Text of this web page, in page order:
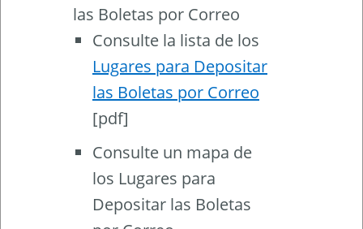
las Boletas por Correo
Consulte la lista de los
Lugares para Depositar
las Boletas por Correo
[pdf]
Consulte un mapa de
los Lugares para
Depositar las Boletas